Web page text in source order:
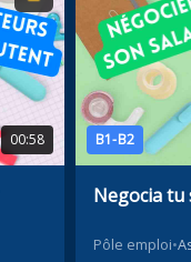
00:58 B1-B2
Negocia tu
Pôle emploi•